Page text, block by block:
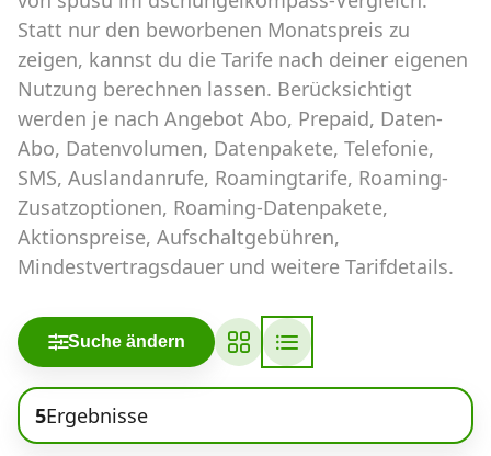
Abos für Tablets, Hotspots und Smart
Watches
Tarifrechner Handy-Abo
Der gute alte Tarifrechner im neuen Design
Infos
Alle Anbieter
Mobilfunknetz Schweiz
Roaming-Tarife abfragen
Handy-Abo-Aktionen
Handy-Abo kündigen oder
Statt nur den beworbenen Monatspreis zu
zeigen, kannst du die Tarife nach deiner eigenen
Nutzung berechnen lassen. Berücksichtigt
werden je nach Angebot Abo, Prepaid, Daten-
Abo, Datenvolumen, Datenpakete, Telefonie,
SMS, Auslandanrufe, Roamingtarife, Roaming-
Zusatzoptionen, Roaming-Datenpakete,
Aktionspreise, Aufschaltgebühren,
Mindestvertragsdauer und weitere Tarifdetails.
Suche ändern
5Ergebnisse